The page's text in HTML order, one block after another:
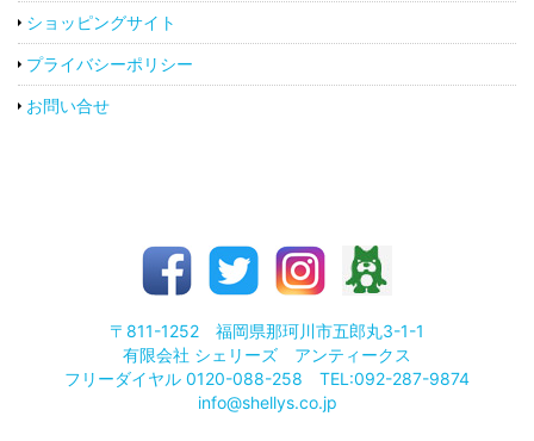
ショッピングサイト
プライバシーポリシー
お問い合せ
〒811-1252 福岡県那珂川市五郎丸3-1-1
有限会社 シェリーズ アンティークス
フリーダイヤル 0120-088-258 TEL:092-287-9874
info@shellys.co.jp